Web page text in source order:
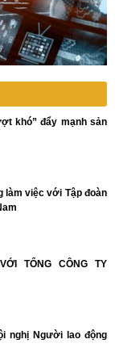
khó” đẩy mạnh sản
làm việc với Tập đoàn
TỔNG CÔNG TY
nghị Người lao động